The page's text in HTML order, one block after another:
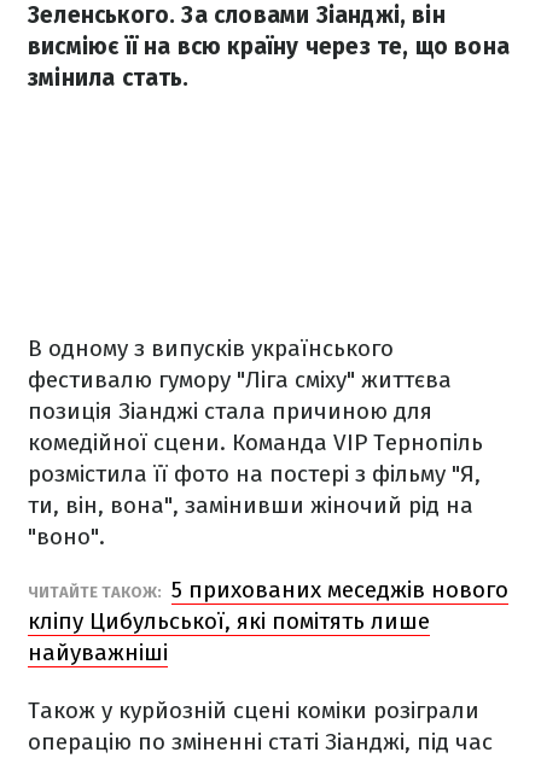
Зеленського. За словами Зіанджі, він
висміює її на всю країну через те, що вона
змінила стать.
В одному з випусків українського
фестивалю гумору "Ліга сміху" життєва
позиція Зіанджі стала причиною для
комедійної сцени. Команда VIP Тернопіль
розмістила її фото на постері з фільму "Я,
ти, він, вона", замінивши жіночий рід на
"воно".
ЧИТАЙТЕ ТАКОЖ: 5 прихованих меседжів нового
кліпу Цибульської, які помітять лише
найуважніші
Також у курйозній сцені коміки розіграли
операцію по зміненні статі Зіанджі, під час